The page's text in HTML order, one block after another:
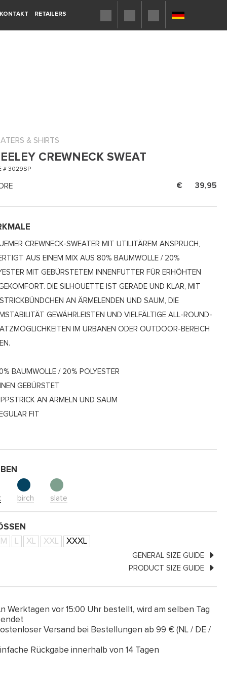
KONTAKT RETAILERS
& SHIRTS
CREWNECK SWEAT
# 3029SP
39,95
CREWNECK-SWEATER MIT UTILITÄREM ANSPRUCH,
AUS EINEM MIX AUS 80% BAUMWOLLE / 20%
MIT GEBÜRSTETEM INNENFUTTER FÜR ERHÖHTEN
DIE SILHOUETTE IST GERADE UND KLAR, MIT
AN ÄRMELENDEN UND SAUM, DIE
GEWÄHRLEISTEN UND VIELFÄLTIGE ALL-ROUND-
IM URBANEN ODER OUTDOOR-BEREICH
BAUMWOLLE / 20% POLYESTER
GEBÜRSTET
AN ÄRMELN UND SAUM
FIT
birch slate
M L XL XXL XXXL
GENERAL SIZE GUIDE
PRODUCT SIZE GUIDE
Werktagen vor 15:00 Uhr bestellt, wird am selben Tag
Versand bei Bestellungen ab 99 € (NL / DE /
Rückgabe innerhalb von 14 Tagen